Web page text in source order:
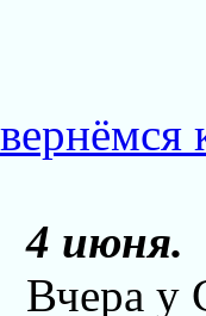
вернёмся
4 июня.
Вчера у